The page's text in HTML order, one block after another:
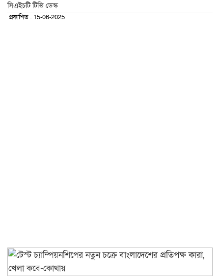
সিএইচটি টিভি ডেস্ক
প্রকাশিত : 15-06-2025